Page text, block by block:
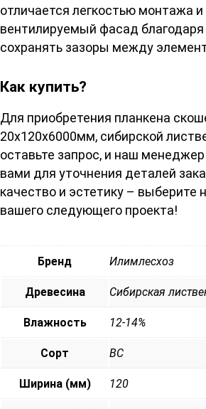
отличается легкостью монтажа и
вентилируемый фасад благодаря
сохранять зазоры между
Как купить?
Для приобретения планкена
20х120х6000мм, сибирской
оставьте запрос, и наш менеджер
вами для уточнения деталей
качество и эстетику – выберите
вашего следующего проекта!
Бренд Илимлесхоз
Древесина Сибирская
Влажность 12-14%
Сорт ВС
Ширина (мм) 120